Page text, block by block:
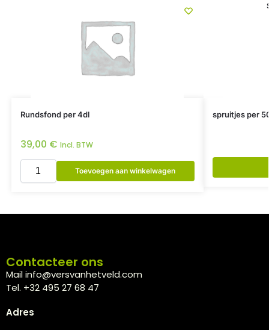
Rundsfond per 4dl
39,00 € Incl. BTW
Toevoegen aan winkelwagen
spruitjes per
Contacteer ons
Mail info@versvanhetveld.com
Tel. +32 495 27 68 47
Adres